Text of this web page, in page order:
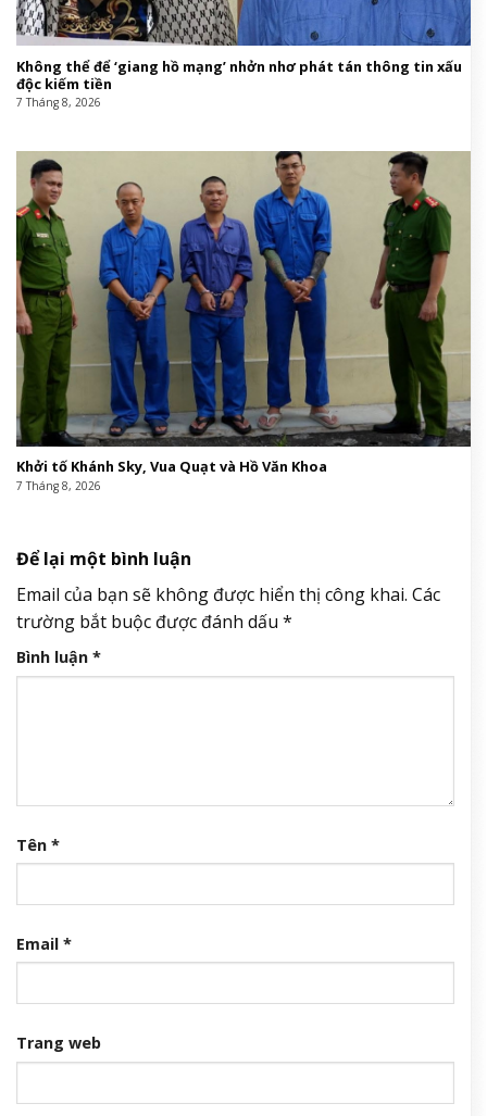
Không thể để ‘giang hồ mạng’ nhởn nhơ phát tán thông tin xấu
độc kiếm tiền
7 Tháng 8, 2026
Khởi tố Khánh Sky, Vua Quạt và Hồ Văn Khoa
7 Tháng 8, 2026
Để lại một bình luận
Email của bạn sẽ không được hiển thị công khai. Các
trường bắt buộc được đánh dấu *
Bình luận *
Tên *
Email *
Trang web